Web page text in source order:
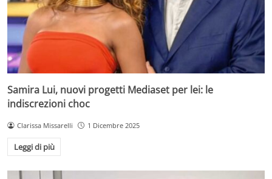
Samira Lui, nuovi progetti Mediaset per lei: le
indiscrezioni choc
Clarissa Missarelli 1 Dicembre 2025
Leggi di più